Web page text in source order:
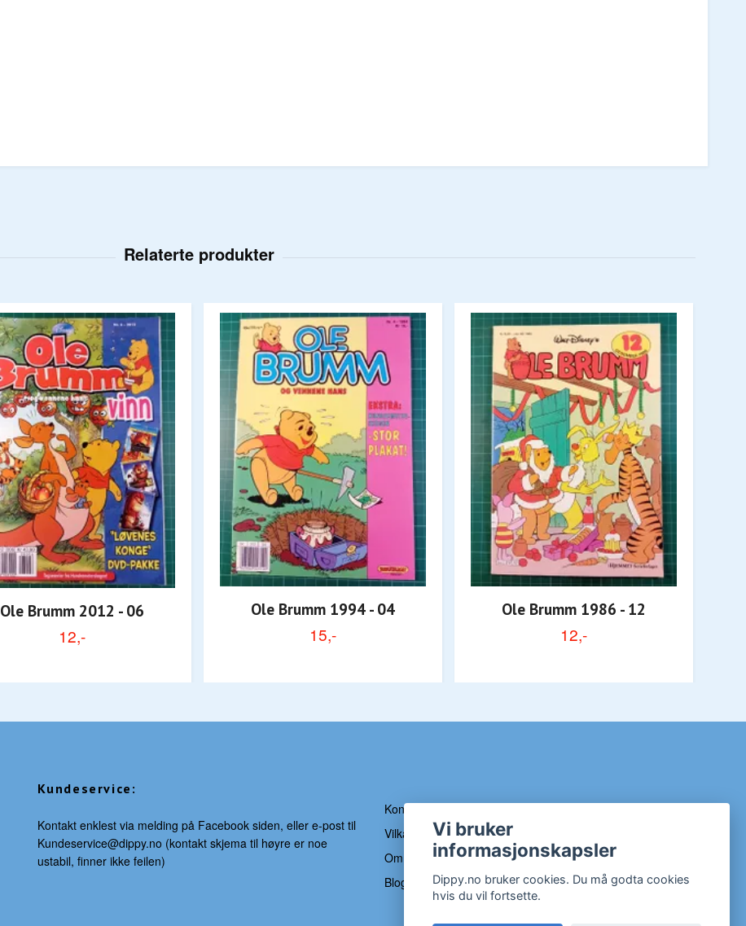
Ole Brumm 2012 - 06
12,-
Ole Brumm 1994 - 04
15,-
Ole Brumm 1986 - 12
12,-
Kundeservice:
Kontakt enklest via melding på Facebook siden, eller e-post til
Kundeservice@dippy.no (kontakt skjema til høyre er noe
ustabil, finner ikke feilen)
Kontakt
Vilkår og betingelser
Om Dippy
Blogg
Vi bruker
informasjonskapsler
Dippy.no bruker cookies. Du må godta cookies
hvis du vil fortsette.